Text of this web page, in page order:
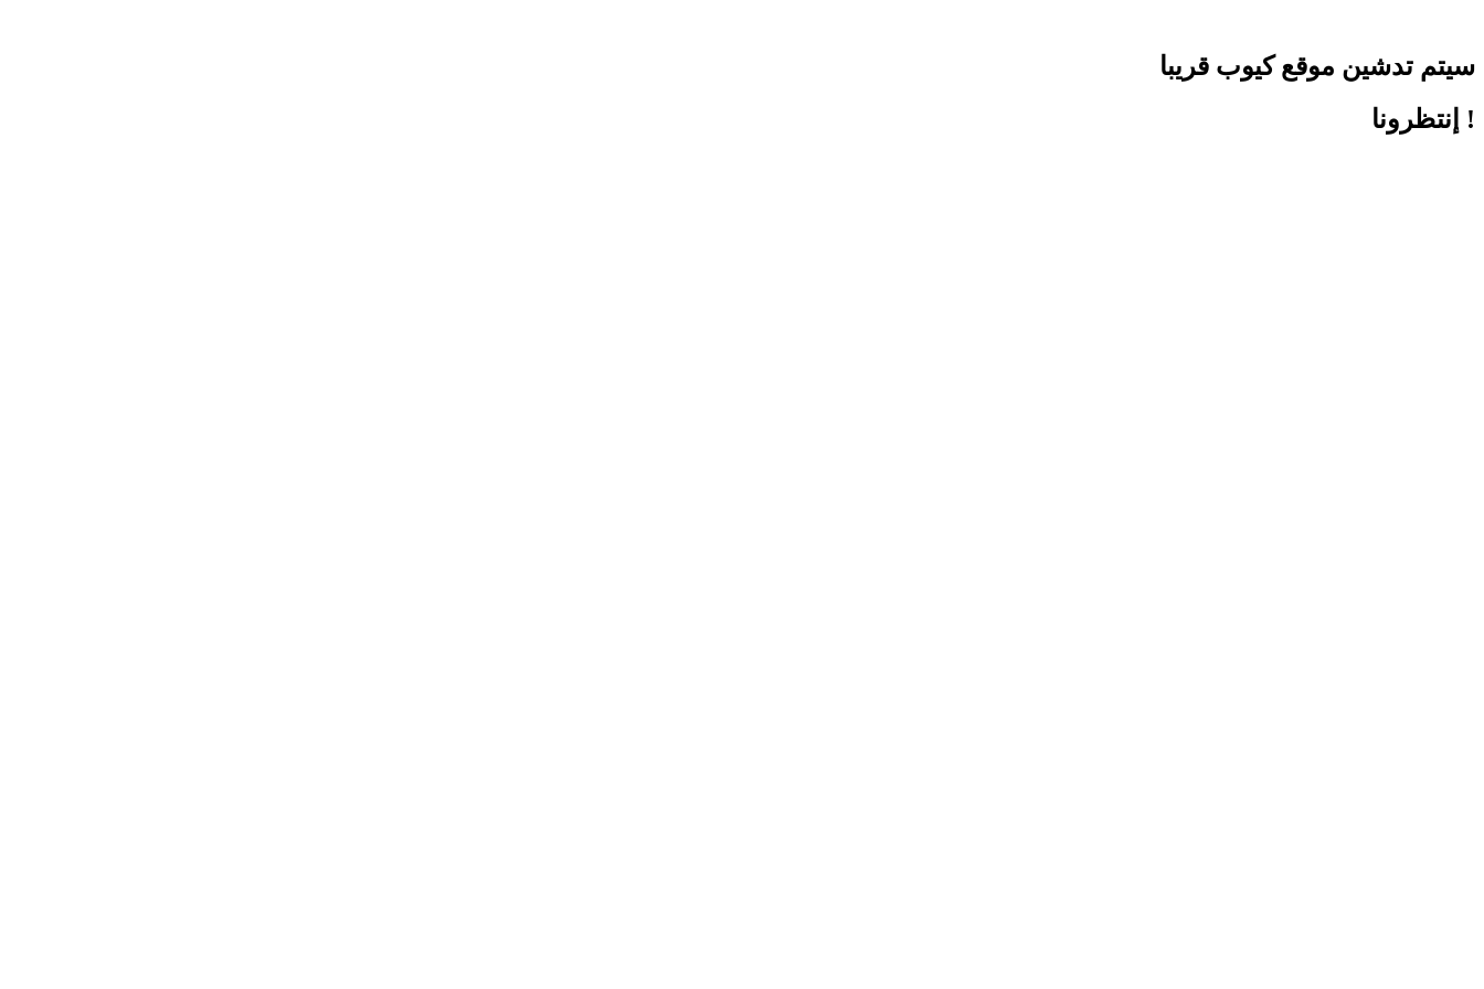
سيتم تدشين موقع كيوب قريبا
! إنتظرونا